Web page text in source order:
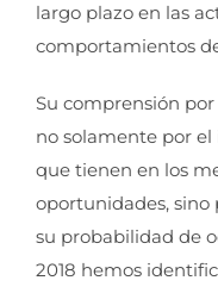
largo plazo en las
comportamientos
Su comprensión
no solamente por
que tienen en los
oportunidades, sino
su probabilidad de
2018 hemos